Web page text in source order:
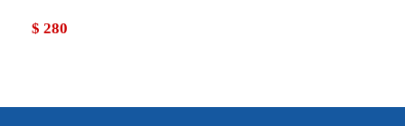
$ 280